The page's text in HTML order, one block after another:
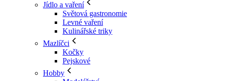
Jídlo a vaření
Světová gastronomie
Levné vaření
Kulinářské triky
Mazlíčci
Kočky
Pejskové
Hobby